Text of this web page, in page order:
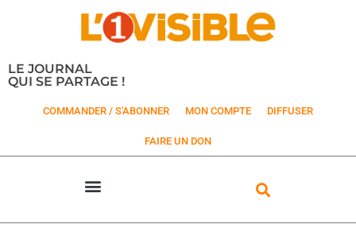
LE JOURNAL
QUI SE PARTAGE !
COMMANDER / S'ABONNER MON COMPTE DIFFUSER
FAIRE UN DON